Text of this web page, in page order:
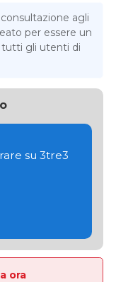
agli
per essere un
tutti gli utenti di
su 3tre3
ora